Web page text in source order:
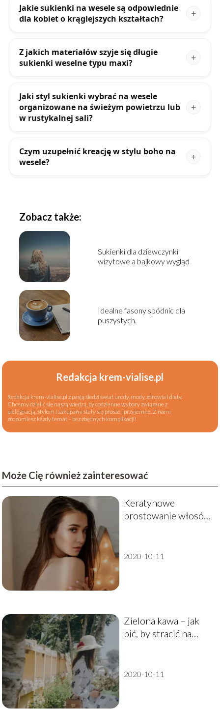
Jakie sukienki na wesele są odpowiednie
dla kobiet o krąglejszych kształtach?
Z jakich materiałów szyje się długie
sukienki weselne typu maxi?
Jaki styl sukienki wybrać na wesele
organizowane na świeżym powietrzu lub
w rustykalnej sali?
Czym uzupełnić kreację w stylu boho na
wesele?
Zobacz także:
Sukienki dla dziewczynki
wizytowe a bajkowy wygląd
Idealne fasony spódnic dla
puszystych.
Redakcja krem-vialise.pl
Redakcja krem-vialise.pl z pasją śledzi świat urody, mody, zdrowia i diety.
Chcemy dzielić się naszą wiedzą, by codzienne wybory związane z
pielęgnacją, stylem i zakupami stały się proste i przyjemne. Z nami
zrozumiesz każdy temat – bez zbędnych komplikacji!
Może Cię również zainteresować
Keratynowe
prostowanie włosów
2020-10-11
Zielona kawa – jak
pić, by stracić na
2020-10-11